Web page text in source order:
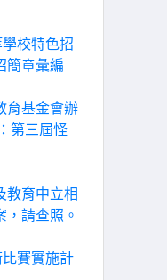
校特色招
簡章彙編
育基金會辦
第三屆怪
教育中立相
，請查照。
賽實施計